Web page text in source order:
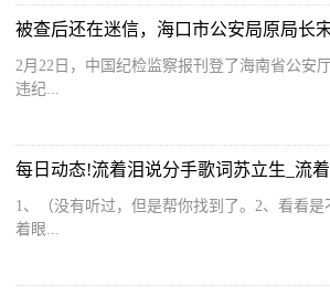
2月22日，中国纪检监察报刊登了海南省公安
违纪...
每日动态!流着泪说分手歌词苏立生_流
1、（没有听过，但是帮你找到了。2、看看
着眼...